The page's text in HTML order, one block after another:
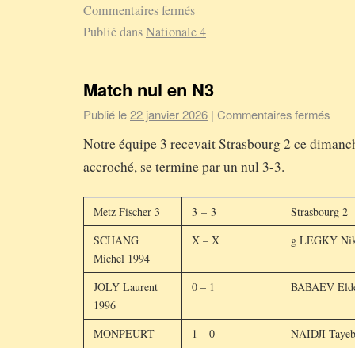
Commentaires fermés
Publié dansNationale 4
Match nul en N3
Publié le22 janvier 2026 | Commentaires fermés
Notre équipe 3 recevait Strasbourg 2 ce
accroché, se termine par un nul 3-3.
Metz Fischer 3 3 – 3
Strasbourg 2
SCHANG
Michel 1994
X – X g LEGKY
JOLY Laurent
1996
0 – 1 BABAEV
MONPEURT
1 – 0 NAIDJI